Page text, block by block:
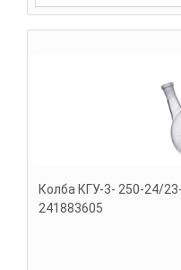
Колба КГУ-3- 250-24/
241883605